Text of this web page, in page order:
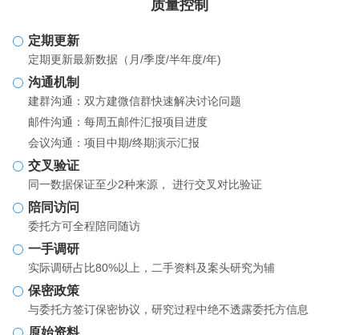
质量控制
定期更新
定期更新最新数据（月/季度/半年度/年)
沟通机制
建群沟通：双方建微信群快速解决讨论问题
邮件沟通：每周五邮件汇报项目进度
会议沟通：项目中期/终期演示汇报
交叉验证
同一数据保证至少2种来源， 进行交叉对比验证
陪同访问
委托方可全程陪同随访
一手调研
实际调研占比80%以上，二手资料及案头研究为辅
保密政策
与委托方签订保密协议，研究过程中绝不透露委托方信息